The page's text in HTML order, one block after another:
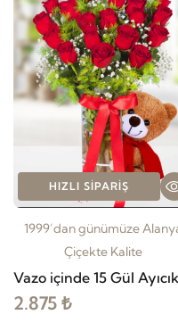
HIZLI SIPARIŞ
1999’dan günümüze
Çiçekte Kalite
Vazo içinde 15 Gül Ayıcık
2.875 ₺